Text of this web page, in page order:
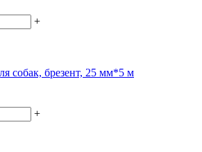
+
собак, брезент, 25 мм*5 м
+